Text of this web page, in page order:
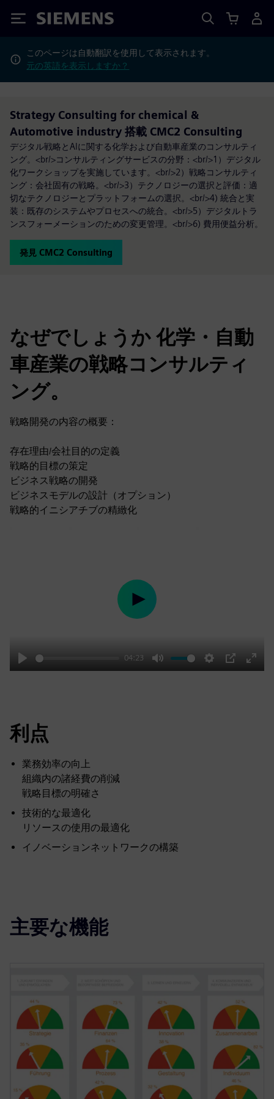
Siemens
このページは自動翻訳を使用して表示されます。
元の英語を表示しますか？
Strategy Consulting for chemical &
Automotive industry 搭載 CMC2 Consulting
デジタル戦略とAIに関する化学および自動車産業のコンサルティ
ング。<br/>コンサルティングサービスの分野：<br/>1）デジタル
化ワークショップを実施しています。<br/>2）戦略コンサルティ
ング：会社固有の戦略。<br/>3）テクノロジーの選択と評価：適
切なテクノロジーとプラットフォームの選択。<br/>4) 統合と実
装：既存のシステムやプロセスへの統合。<br/>5）デジタルトラ
ンスフォーメーションのための変更管理。<br/>6) 費用便益分析。
発見 CMC2 Consulting
なぜでしょうか 化学・自動
車産業の戦略コンサルティ
ング。
戦略開発の内容の概要：
存在理由/会社目的の定義
戦略的目標の策定
ビジネス戦略の開発
ビジネスモデルの設計（オプション）
戦略的イニシアチブの精緻化
Play
04:23
Mute Settings
PIP
Enter
Play
利点
業務効率の向上
組織内の諸経費の削減
戦略目標の明確さ
技術的な最適化
リソースの使用の最適化
イノベーションネットワークの構築
主要な機能